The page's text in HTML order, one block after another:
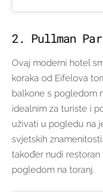
2. Pullman
Ovaj moderni hotel
koraka od Eifelova
balkone s pogledom
idealnim za turiste i
uživati u pogledu na
svjetskih
također nudi restoran
pogledom na toranj.